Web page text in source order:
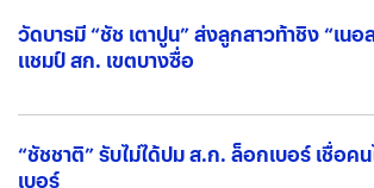
วัดบารมี “ชัช เตาปูน” ส่งลูกสาวท้าชิง “เน
แชมป์ สก. เขตบางซื่อ
“ชัชชาติ” รับไม่ได้ปม ส.ก. ล็อกเบอร์ เชื่อคน
เบอร์